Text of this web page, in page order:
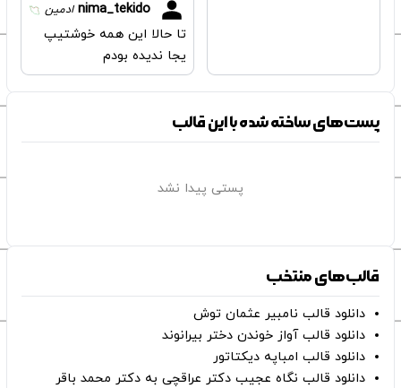
nima_tekido ادمین
تا حالا این همه خوشتیپ
یجا ندیده بودم
پست‌های ساخته شده با این قالب
پستی پیدا نشد
قالب‌های منتخب
دانلود قالب نامبیر عثمان ‌توش
دانلود قالب آواز خوندن دختر بیرانوند
دانلود قالب امباپه دیکتاتور
دانلود قالب نگاه عجیب دکتر عراقچی به دکتر محمد باقر